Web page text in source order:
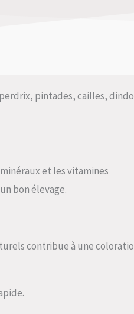
pintades, cailles,
et les vitamines
bon élevage.
contribue à une